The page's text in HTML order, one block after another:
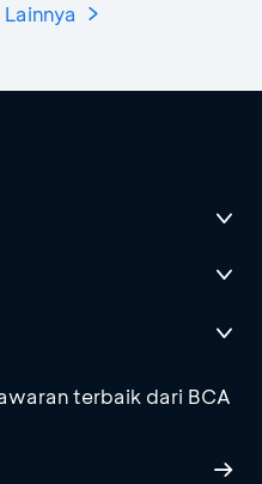
terbaik dari BCA